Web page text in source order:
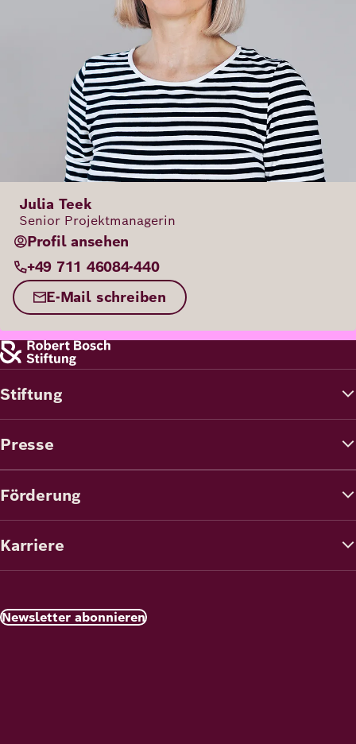
Julia Teek
Senior Projektmanagerin
Profil ansehen
+49 711 46084-440
E-Mail schreiben
Stiftung
Presse
Förderung
Karriere
Newsletter abonnieren